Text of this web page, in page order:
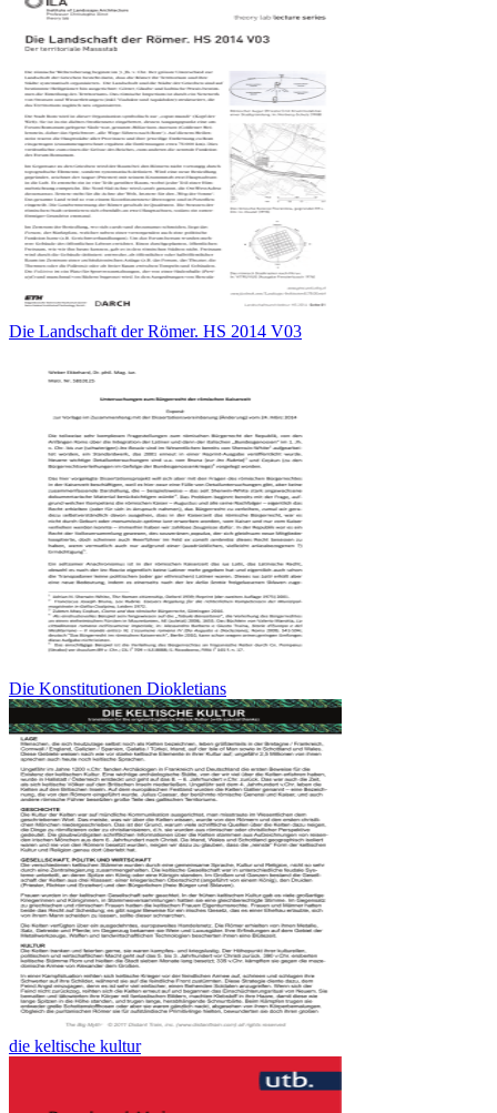
Die Landschaft der Römer. HS 2014 V03
Die Konstitutionen Diokletians
die keltische kultur